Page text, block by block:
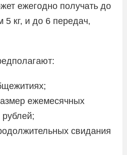
ежегодно получать до
5 кг, и до 6 передач,
ежемесячных
свидания